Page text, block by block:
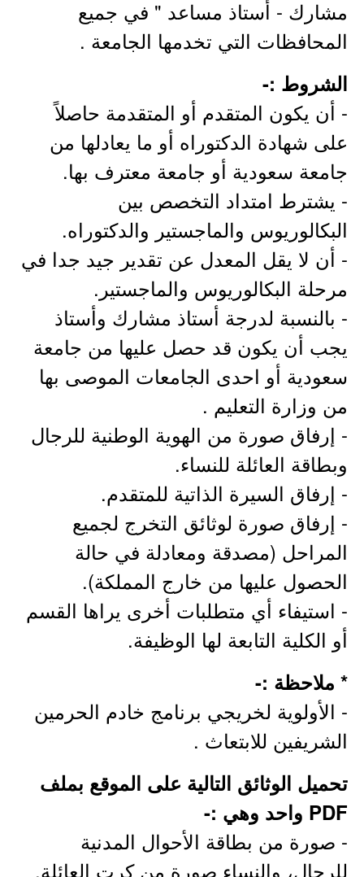
مشارك - أستاذ مساعد " في جميع
المحافظات التي تخدمها الجامعة .
الشروط :-
- أن يكون المتقدم أو المتقدمة حاصلاً
على شهادة الدكتوراه أو ما يعادلها من
جامعة سعودية أو جامعة معترف بها.
- يشترط امتداد التخصص بين
البكالوريوس والماجستير والدكتوراه.
- أن لا يقل المعدل عن تقدير جيد جدا في
مرحلة البكالوريوس والماجستير.
- بالنسبة لدرجة أستاذ مشارك وأستاذ
يجب أن يكون قد حصل عليها من جامعة
سعودية أو احدى الجامعات الموصى بها
من وزارة التعليم .
- إرفاق صورة من الهوية الوطنية للرجال
وبطاقة العائلة للنساء.
- إرفاق السيرة الذاتية للمتقدم.
- إرفاق صورة لوثائق التخرج لجميع
المراحل (مصدقة ومعادلة في حالة
الحصول عليها من خارج المملكة).
- استيفاء أي متطلبات أخرى يراها القسم
أو الكلية التابعة لها الوظيفة.
* ملاحظة :-
- الأولوية لخريجي برنامج خادم الحرمين
الشريفين للابتعاث .
تحميل الوثائق التالية على الموقع بملف
PDF واحد وهي :-
- صورة من بطاقة الأحوال المدنية
للرجال، والنساء صورة من كرت العائلة.